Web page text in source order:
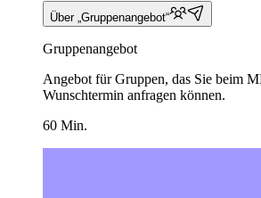
Über „Gruppenangebot“
Gruppenangebot
Angebot für Gruppen, das Sie beim
Wunschtermin anfragen können.
60 Min.